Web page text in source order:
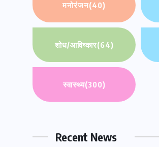
मनोरंजन(40)
शोध/आविष्कार(64)
स्वास्थ्य(300)
Recent News